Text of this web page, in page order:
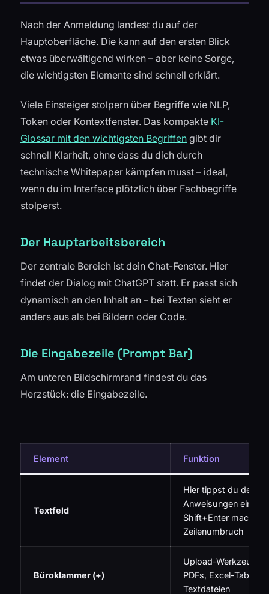
Nach der Anmeldung landest du auf der
Hauptoberfläche. Die kann auf den ersten Blick
etwas überwältigend wirken – aber keine Sorge,
die wichtigsten Elemente sind schnell erklärt.
Viele Einsteiger stolpern über Begriffe wie NLP,
Token oder Kontextfenster. Das kompakte KI-
Glossar mit den wichtigsten Begriffen gibt dir
schnell Klarheit, ohne dass du dich durch
technische Whitepaper kämpfen musst – ideal,
wenn du im Interface plötzlich über Fachbegriffe
stolperst.
Der Hauptarbeitsbereich
Der zentrale Bereich ist dein Chat-Fenster. Hier
findet der Dialog mit ChatGPT statt. Er passt sich
dynamisch an den Inhalt an – bei Texten sieht er
anders aus als bei Bildern oder Code.
Die Eingabezeile (Prompt Bar)
Am unteren Bildschirmrand findest du das
Herzstück: die Eingabezeile.
Element Funktion
Textfeld
Hier tippst du deine
Anweisungen ein. Mit
Shift+Enter machst
Zeilenumbruch
Büroklammer (+)
Upload-Werkzeug
PDFs, Excel-
Textdateien